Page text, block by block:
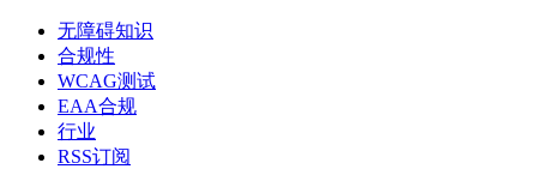
无障碍知识
合规性
WCAG测试
EAA合规
行业
RSS订阅